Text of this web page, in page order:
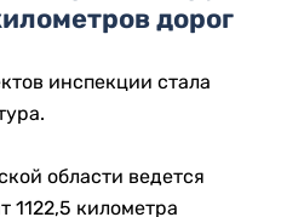
дорог
инспекции стала
области ведется
1122,5 километра